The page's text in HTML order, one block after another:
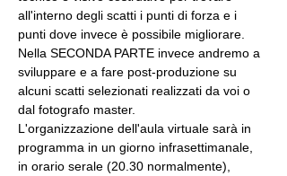
all'interno degli scatti i punti di forza e i
punti dove invece è possibile migliorare.
Nella SECONDA PARTE invece andremo a
sviluppare e a fare post-produzione su
alcuni scatti selezionati realizzati da voi o
dal fotografo master.
L'organizzazione dell'aula virtuale sarà in
programma in un giorno infrasettimanale,
in orario serale (20.30 normalmente),